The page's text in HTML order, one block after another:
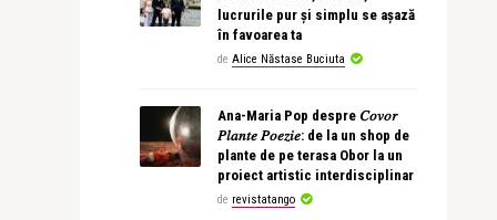
lucrurile pur și simplu se așază
în favoarea ta
de Alice Năstase Buciuta
Ana-Maria Pop despre 𝐶𝑜𝑣𝑜𝑟
𝑃𝑙𝑎𝑛𝑡𝑒 𝑃𝑜𝑒𝑧𝑖𝑒: de la un shop de
plante de pe terasa Obor la un
proiect artistic interdisciplinar
de revistatango